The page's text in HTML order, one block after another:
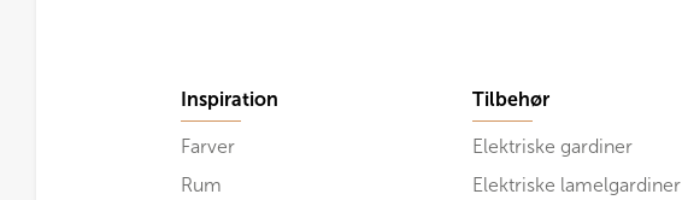
Inspiration
Farver
Rum
Tilbehør
Elektriske gardiner
Elektriske lamelgardiner